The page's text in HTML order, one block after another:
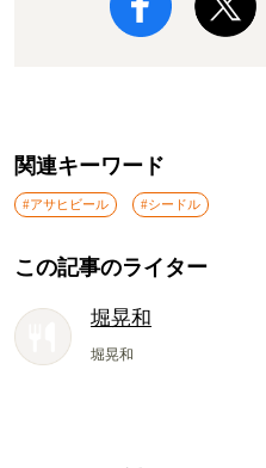
関連キーワード
#アサヒビール #シードル
この記事のライター
堀晃和
堀晃和